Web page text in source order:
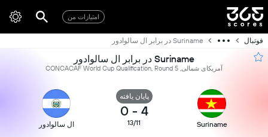
امتیازات من
فوتبال Suriname در برابر ال سالوادور
Suriname در برابر ال سالوادور
آمریکای شمالی, CONCACAF World Cup Qualification, Round 5
Suriname
پایان یافته
4
-
0
13/11 ال سالوادور